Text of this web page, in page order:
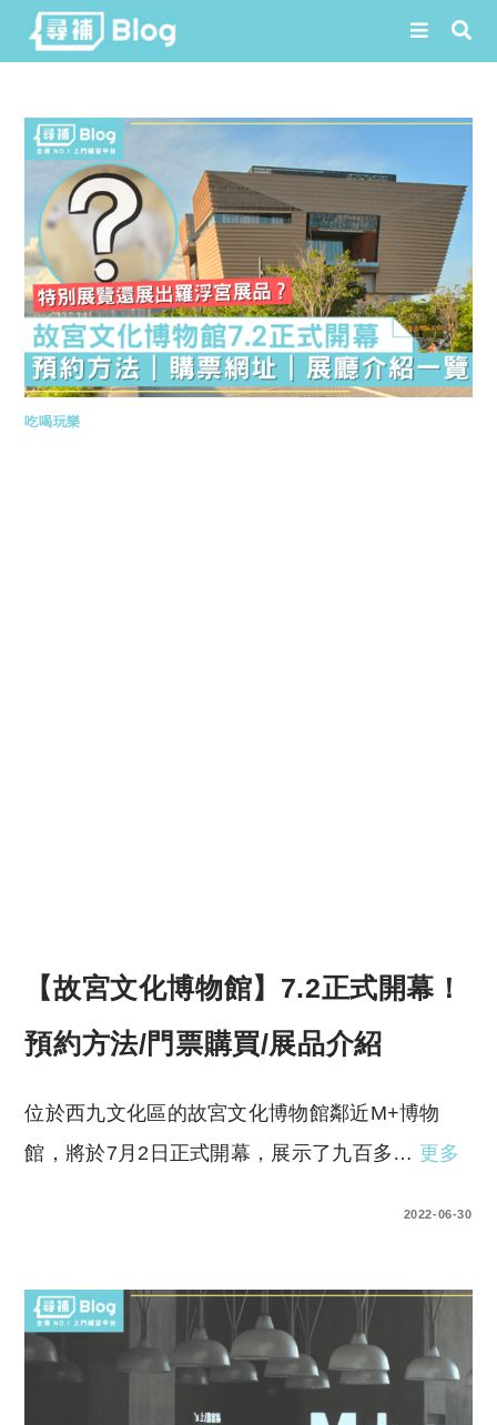
content
吃喝玩樂
【故宮文化博物館】7.2正式開幕！
預約方法/門票購買/展品介紹
位於西九文化區的故宮文化博物館鄰近M+博物
館，將於7月2日正式開幕，展示了九百多… 更多
2022-06-30